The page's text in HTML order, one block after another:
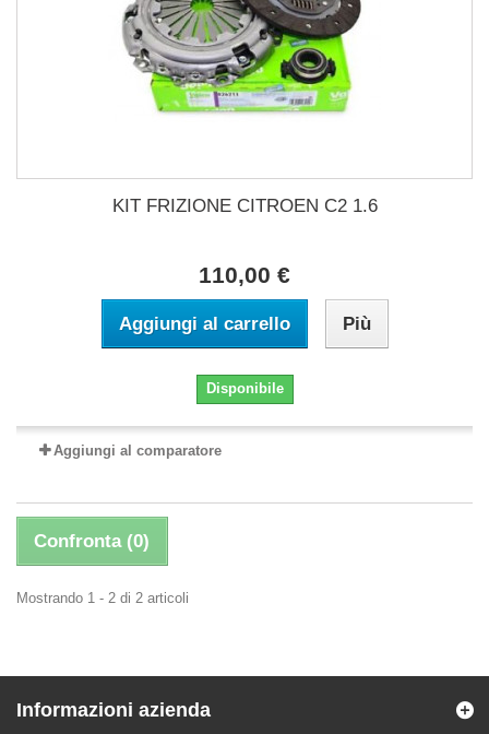
KIT FRIZIONE CITROEN C2 1.6
110,00 €
Aggiungi al carrello Più
Disponibile
Aggiungi al comparatore
Confronta (0)
Mostrando 1 - 2 di 2 articoli
Informazioni azienda